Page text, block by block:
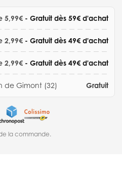
5,99€ - Gratuit dès 59€ d'achat
2,99€ - Gratuit dès 49€ d'achat
2,99€ - Gratuit dès 49€ d'achat
de Gimont (32) Gratuit
la commande.